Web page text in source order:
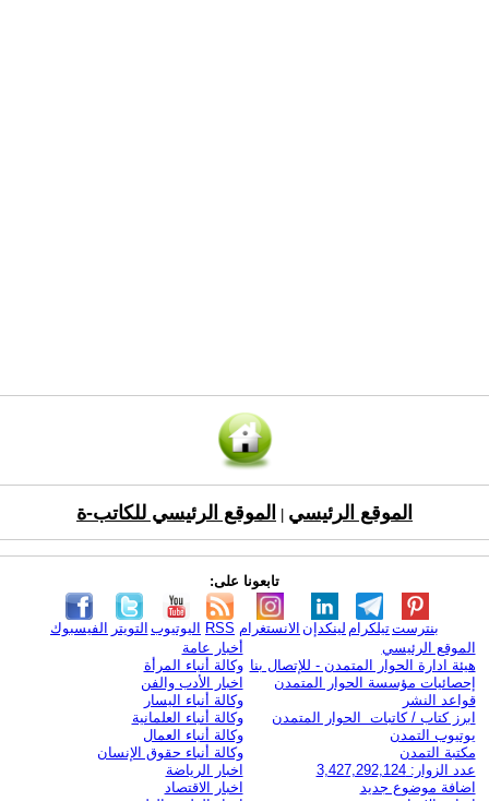
الموقع الرئيسي الموقع الرئيسي للكاتب-ة
تابعونا على:
الفيسبوك التويتر اليوتيوب RSS الانستغرام لينكدإن تيلكرامبنترست
الموقع الرئيسي
هيئة ادارة الحوار المتمدن - للإتصال بنا
إحصائيات مؤسسة الحوار المتمدن
قواعد النشر
ابرز كتاب / كاتبات الحوار المتمدن
يوتيوب التمدن
مكتبة التمدن
عدد الزوار: 3,427,292,124
اضافة موضوع جديد
أخبار عامة
وكالة أنباء المرأة
اخبار الأدب والفن
وكالة أنباء اليسار
وكالة أنباء العلمانية
وكالة أنباء العمال
وكالة أنباء حقوق الإنسان
اخبار الرياضة
اخبار الاقتصاد